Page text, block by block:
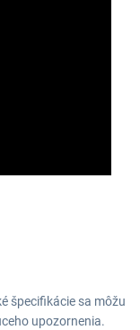
špecifikácie sa môžu
upozornenia.